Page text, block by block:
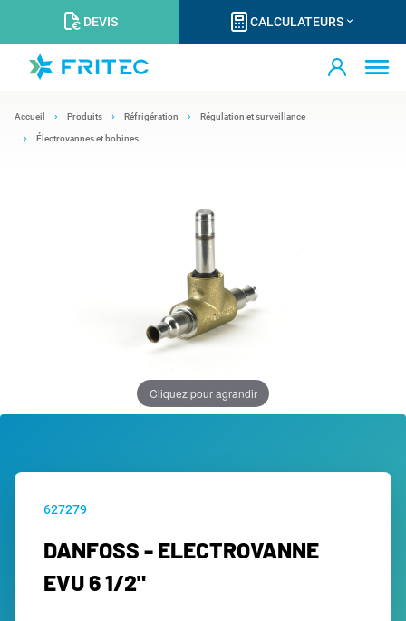
DEVIS CALCULATEURS
Accueil Produits Réfrigération Régulation et surveillance
Électrovannes et bobines
Cliquez pour agrandir
627279
DANFOSS - ELECTROVANNE
EVU 6 1/2"